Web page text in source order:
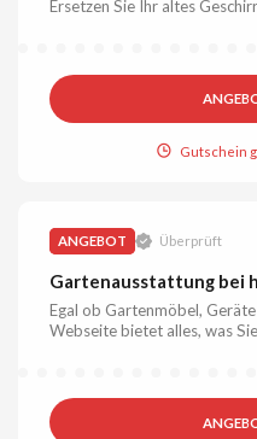
Ersetzen Sie Ihr altes
Gutschein
ANGEBOT Überprüft
Gartenausstattung bei
Egal ob Gartenmöbel,
Webseite bietet alles, was